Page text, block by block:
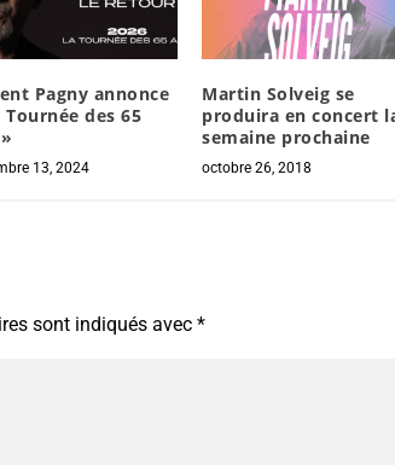
Pagny annonce
Tournée des 65
13, 2024
Martin Solveig se
produira en concert
semaine prochaine
octobre 26, 2018
sont indiqués avec *